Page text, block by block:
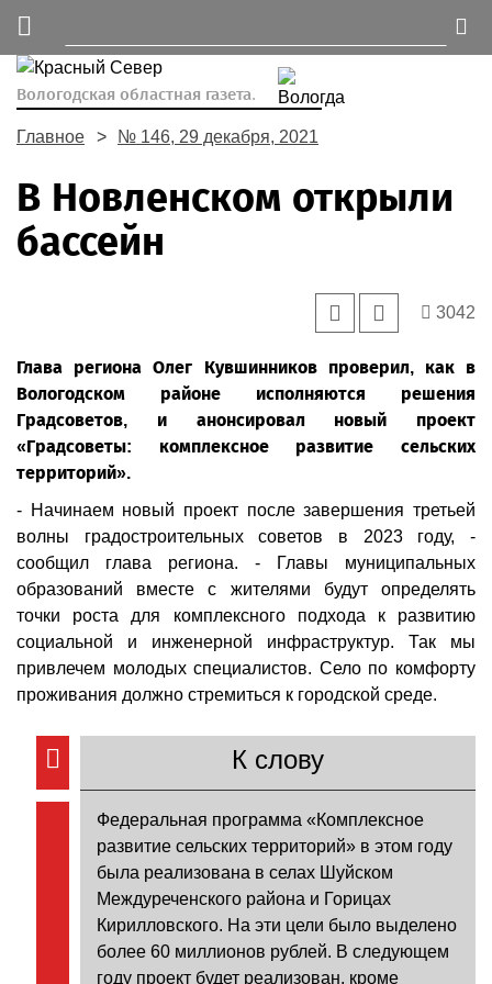
Вологодская областная газета.
Главное № 146, 29 декабря, 2021
В Новленском открыли
бассейн
3042
Глава региона Олег Кувшинников проверил, как в
Вологодском районе исполняются решения
Градсоветов, и анонсировал новый проект
«Градсоветы: комплексное развитие сельских
территорий».
- Начинаем новый проект после завершения третьей
волны градостроительных советов в 2023 году, -
сообщил глава региона. - Главы муниципальных
образований вместе с жителями будут определять
точки роста для комплексного подхода к развитию
социальной и инженерной инфраструктур. Так мы
привлечем молодых специалистов. Село по комфорту
проживания должно стремиться к городской среде.
К слову
Федеральная программа «Комплексное
развитие сельских территорий» в этом году
была реализована в селах Шуйском
Междуреченского района и Горицах
Кирилловского. На эти цели было выделено
более 60 миллионов рублей. В следующем
году проект будет реализован, кроме